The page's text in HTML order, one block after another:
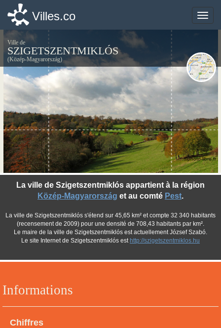
Toggle
Villes.co
Ville de
SZIGETSZENTMIKLÓS
(Közép-Magyarország)
Informations
Chiffres
La ville de Szigetszentmiklós appartient à la région
Közép-Magyarország et au comté Pest.
La ville de Szigetszentmiklós s'étend sur 45,65 km² et compte 32 340 habitants
(recensement de 2009) pour une densité de 708,43 habitants par km².
Le maire de la ville de Szigetszentmiklós est actuellement József Szabó.
Le site Internet de Szigetszentmiklós est http://szigetszentmiklos.hu
©photo-libre.fr
Toggle
Villes.co